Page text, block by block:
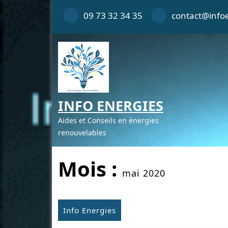
09 73 32 34 35
INFO ENERGIES
Aides et Conseils en énergies
renouvelables
Mois : mai 2020
Info Energies